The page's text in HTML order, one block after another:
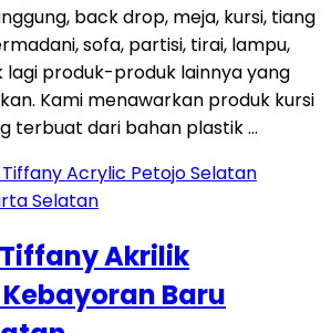
back drop, meja, kursi, tiang
sofa, partisi, tirai, lampu,
lagi produk-produk lainnya yang
Kami menawarkan produk kursi
terbuat dari bahan plastik …
Akrilik
Baru